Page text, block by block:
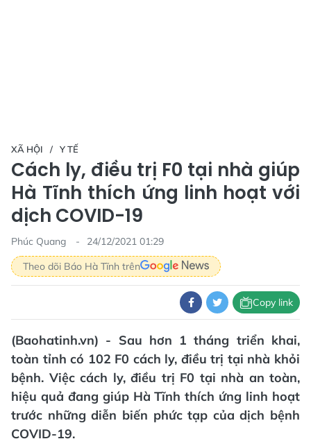
XÃ HỘI Y TẾ
Cách ly, điều trị F0 tại nhà giúp
Hà Tĩnh thích ứng linh hoạt với
dịch COVID-19
Phúc Quang
24/12/2021 01:29
Theo dõi Báo Hà Tĩnh trên
Copy link
(Baohatinh.vn) - Sau hơn 1 tháng triển khai,
toàn tỉnh có 102 F0 cách ly, điều trị tại nhà khỏi
bệnh. Việc cách ly, điều trị F0 tại nhà an toàn,
hiệu quả đang giúp Hà Tĩnh thích ứng linh hoạt
trước những diễn biến phức tạp của dịch bệnh
COVID-19.